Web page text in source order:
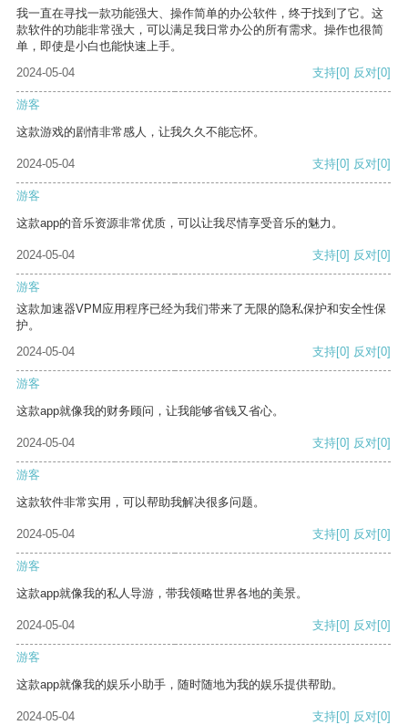
我一直在寻找一款功能强大、操作简单的办公软件，终于找到了它。这
款软件的功能非常强大，可以满足我日常办公的所有需求。操作也很简
单，即使是小白也能快速上手。
2024-05-04
支持[0] 反对[0]
游客
这款游戏的剧情非常感人，让我久久不能忘怀。
2024-05-04 支持[0] 反对[0]
游客
这款app的音乐资源非常优质，可以让我尽情享受音乐的魅力。
2024-05-04 支持[0] 反对[0]
游客
这款加速器VPM应用程序已经为我们带来了无限的隐私保护和安全性保
护。
2024-05-04
支持[0] 反对[0]
游客
这款app就像我的财务顾问，让我能够省钱又省心。
2024-05-04 支持[0] 反对[0]
游客
这款软件非常实用，可以帮助我解决很多问题。
2024-05-04 支持[0] 反对[0]
游客
这款app就像我的私人导游，带我领略世界各地的美景。
2024-05-04 支持[0] 反对[0]
游客
这款app就像我的娱乐小助手，随时随地为我的娱乐提供帮助。
2024-05-04 支持[0] 反对[0]